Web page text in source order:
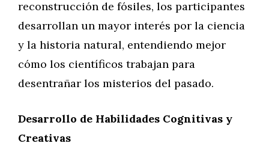
reconstrucción de fósiles, los participantes
desarrollan un mayor interés por la ciencia
y la historia natural, entendiendo mejor
cómo los científicos trabajan para
desentrañar los misterios del pasado.
Desarrollo de Habilidades Cognitivas y
Creativas